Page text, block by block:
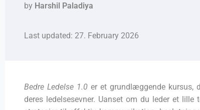
by Harshil Paladiya
Last updated: 27. February 2026
Bedre Ledelse 1.0 er et grundlæggende kursus,
deres ledelsesevner. Uanset om du leder et